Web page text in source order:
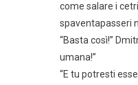
come salare i
spaventapasseri
“Basta così!”
umana!”
“E tu potresti